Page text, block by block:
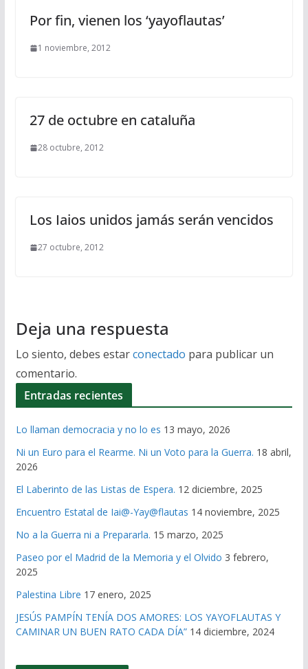
Por fin, vienen los ‘yayoflautas’
1 noviembre, 2012
27 de octubre en cataluña
28 octubre, 2012
Los Iaios unidos jamás serán vencidos
27 octubre, 2012
Deja una respuesta
Lo siento, debes estarconectado para publicar un
comentario.
Entradas recientes
Lo llaman democracia y no lo es 13 mayo, 2026
Ni un Euro para el Rearme. Ni un Voto para la Guerra. 18 abril,
2026
El Laberinto de las Listas de Espera. 12 diciembre, 2025
Encuentro Estatal de Iai@-Yay@flautas 14 noviembre, 2025
No a la Guerra ni a Prepararla. 15 marzo, 2025
Paseo por el Madrid de la Memoria y el Olvido 3 febrero,
2025
Palestina Libre 17 enero, 2025
JESÚS PAMPÍN TENÍA DOS AMORES: LOS YAYOFLAUTAS Y
CAMINAR UN BUEN RATO CADA DÍA” 14 diciembre, 2024